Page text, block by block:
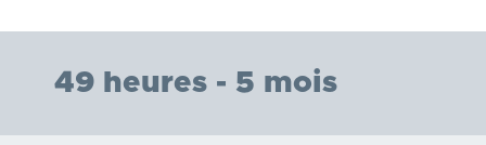
49 heures - 5 mois